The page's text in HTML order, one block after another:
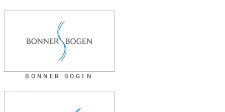
BONNER BOGEN